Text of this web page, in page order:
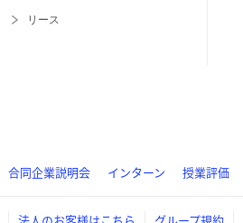
リース
合同企業説明会 インターン 授業評価